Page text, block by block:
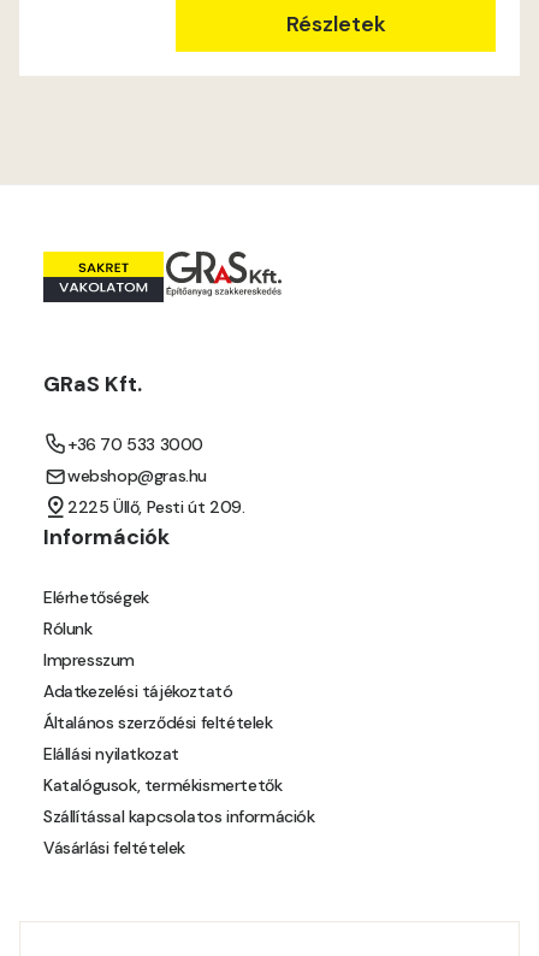
Indian-yellow D
Lilac B
Paris-green D
Részletek
GRaS Kft.
+36 70 533 3000
webshop@gras.hu
2225 Üllő, Pesti út 209.
Információk
Elérhetőségek
Rólunk
Impresszum
Adatkezelési tájékoztató
Általános szerződési feltételek
Elállási nyilatkozat
Katalógusok, termékismertetők
Szállítással kapcsolatos információk
Vásárlási feltételek